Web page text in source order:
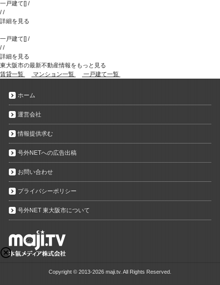
一戸建て [] /
//
詳細を見る
一戸建て [] /
//
詳細を見る
東大阪市の最新不動産情報をもっと見る
賃貸一覧
マンション一覧 一戸建て一覧
ホーム
運営会社
情報提供求む
号外NETへの広告出稿
お問い合わせ
プライバシーポリシー
号外NET 東大阪市について
Copyright © 2013-2026 maji.tv. All Rights Reserved.